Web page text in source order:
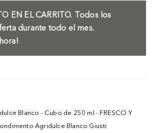
EN EL CARRITO. Todos los
durante todo el mes.
Blanco - Cubo de 250 ml - FRESCO Y
Agridulce Blanco Giusti